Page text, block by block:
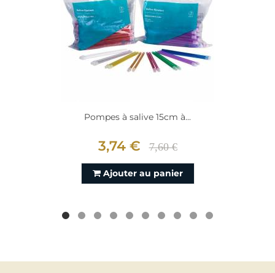
Pompes à salive 15cm à...
3,74 € 7,60 €
Ajouter au panier